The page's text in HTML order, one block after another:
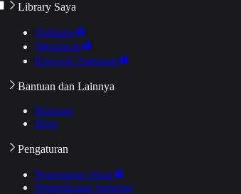
Library Saya
Daftarku
Mengikuti
Riwayat Tontonan
Bantuan dan Lainnya
Bantuan
Blog
Pengaturan
Pengaturan Akun
Pemeriksaan Jaringan